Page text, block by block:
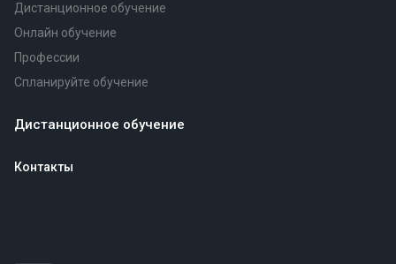
Дистанционное обучение
Онлайн обучение
Профессии
Спланируйте обучение
Дистанционное обучение
Контакты